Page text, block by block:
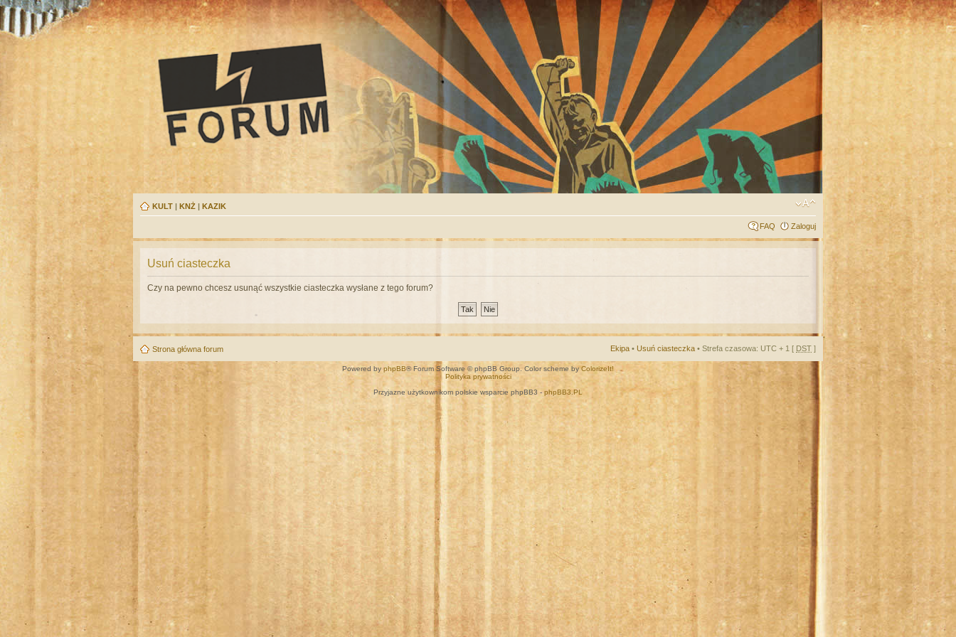
KULT | KNŻ | KAZIK
FAQ Zaloguj
Usuń ciasteczka
Czy na pewno chcesz usunąć wszystkie ciasteczka wysłane z tego forum?
Strona główna forum Ekipa • Usuń ciasteczka • Strefa czasowa: UTC + 1 [ DST ]
Powered by phpBB® Forum Software © phpBB Group. Color scheme byColorizeIt!
Polityka prywatności
Przyjazne użytkownikom polskie wsparcie phpBB3 -phpBB3.PL